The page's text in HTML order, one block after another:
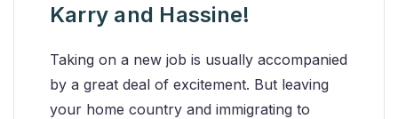
Karry and Hassine!
Taking on a new job is usually accompanied
by a great deal of excitement. But leaving
your home country and immigrating to